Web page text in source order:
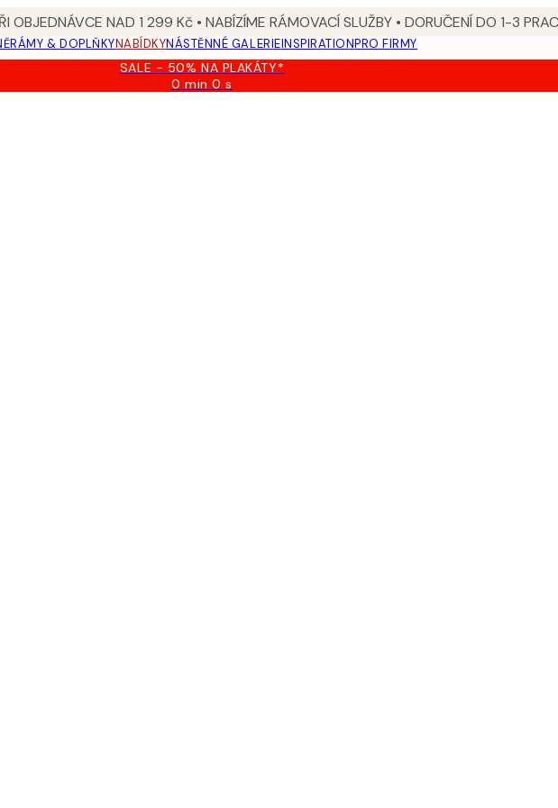
OBJEDNÁVCE NAD 1 299 Kč • NABÍZÍME RÁMOVACÍ SLUŽBY • DORUČENÍ DO 1-3
RÁMY & DOPLŇKYNABÍDKYNÁSTĚNNÉ GALERIEINSPIRATIONPRO FIRMY
SALE - 50% NA PLAKÁTY*
0 min0 s
Platné